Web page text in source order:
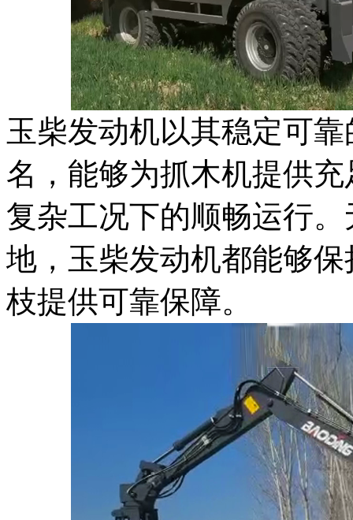
玉柴发动机以其稳定可
名，能够为抓木机提供
复杂工况下的顺畅运行
地，玉柴发动机都能够
枝提供可靠保障。